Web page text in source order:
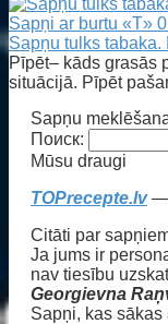
Sapņi ar burtu «T» 0
Sapņu tulks tabaka.
Pīpēt– kāds grasās
situācijā. Pīpēt
Sapņu
Поиск:
Mūsu draugi
TOPrecepte.lv—
Citāti par
Ja jums ir
nav tiesību
Georgievna
Sapņi, kas sākas